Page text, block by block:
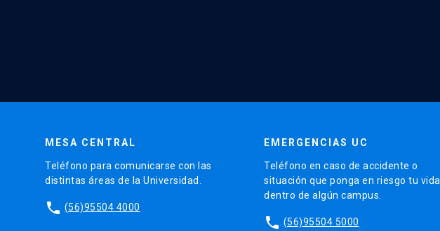
MESA CENTRAL
Teléfono para comunicarse con las
distintas áreas de la Universidad.
phone (56)95504 4000
EMERGENCIAS UC
Teléfono en caso de accidente o
situación que ponga en riesgo tu vida
dentro de algún campus.
phone (56)95504 5000